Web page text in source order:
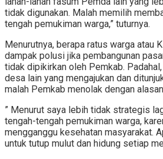
tidak digunakan. Malah memilih
tengah pemukiman warga,” tuturnya.
Menurutnya, berapa ratus warga atau
dampak polusi jika pembangunan
tidak dipikirkan oleh Pemkab.
desa lain yang mengajukan dan
malah Pemkab menolak dengan
” Menurut saya lebih tidak strategis
tengah-tengah pemukiman warga,
mengganggu kesehatan masyarakat.
untuk tutup mulut dan hidung setiap